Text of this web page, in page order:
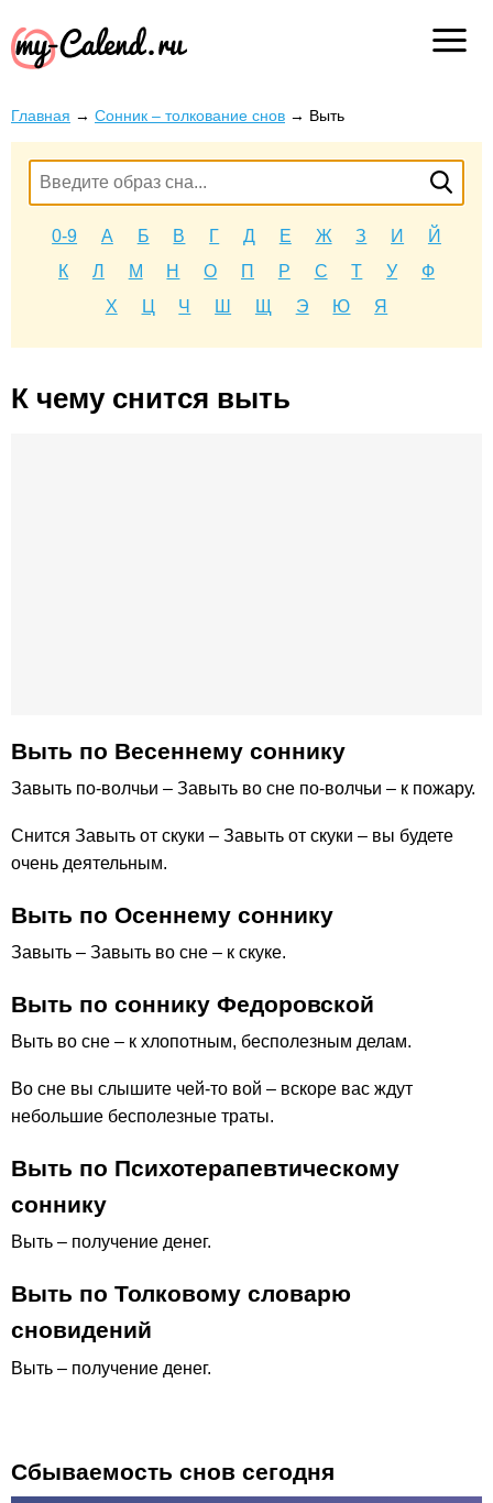
Главная → Сонник – толкование снов → Выть
0-9 А Б В Г Д Е Ж З И
Й
К
Л М Н О П Р С Т У
Ф
Х
Ц Ч Ш Щ Э Ю Я
К чему снится выть
Выть по Весеннему соннику
Завыть по-волчьи – Завыть во сне по-волчьи – к пожару.
Снится Завыть от скуки – Завыть от скуки – вы будете
очень деятельным.
Выть по Осеннему соннику
Завыть – Завыть во сне – к скуке.
Выть по соннику Федоровской
Выть во сне – к хлопотным, бесполезным делам.
Во сне вы слышите чей-то вой – вскоре вас ждут
небольшие бесполезные траты.
Выть по Психотерапевтическому
соннику
Выть – получение денег.
Выть по Толковому словарю
сновидений
Выть – получение денег.
Сбываемость снов сегодня